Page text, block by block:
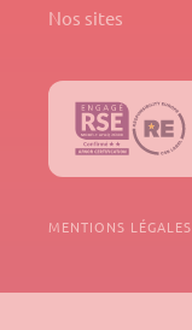
Nos sites
MENTIONS LÉGALES